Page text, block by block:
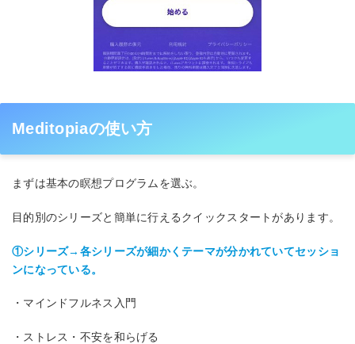
Meditopiaの使い方
まずは基本の瞑想プログラムを選ぶ。
目的別のシリーズと簡単に行えるクイックスタートがあります。
①シリーズ→各シリーズが細かくテーマが分かれていてセッショ
ンになっている。
・マインドフルネス入門
・ストレス・不安を和らげる